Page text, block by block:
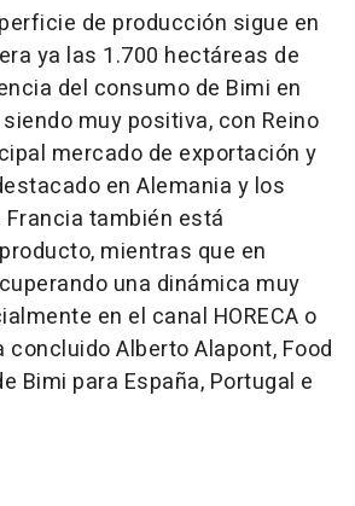
de producción sigue en
ya las 1.700 hectáreas de
del consumo de Bimi en
muy positiva, con Reino
mercado de exportación y
en Alemania y los
también está
mientras que en
una dinámica muy
en el canal HORECA o
concluido Alberto Alapont, Food
Bimi para España, Portugal e